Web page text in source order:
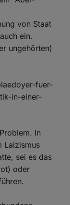
von Staat
ein.
ungehörten)
fuer-
in-einer-
In
Laizismus
sei es das
oder